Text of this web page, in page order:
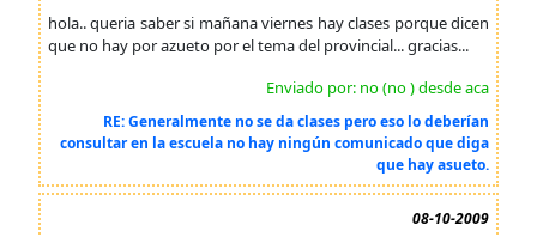
hola.. queria saber si mañana viernes hay clases porque dicen
que no hay por azueto por el tema del provincial... gracias...
Enviado por: no (no ) desde aca
RE: Generalmente no se da clases pero eso lo deberían
consultar en la escuela no hay ningún comunicado que diga
que hay asueto.
08-10-2009